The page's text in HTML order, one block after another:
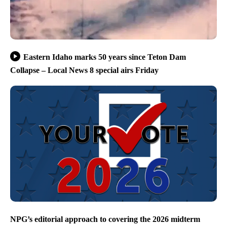
Eastern Idaho marks 50 years since Teton Dam
Collapse – Local News 8 special airs Friday
NPG’s editorial approach to covering the 2026 midterm